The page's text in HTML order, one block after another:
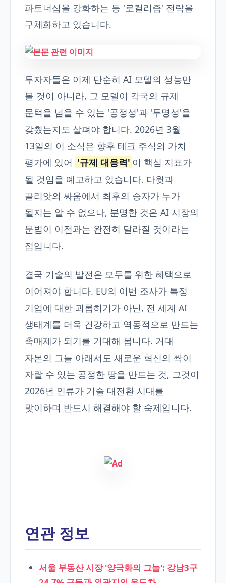
파트너십을 강화하는 등 '로컬리즘' 전략을
구체화하고 있습니다.
투자자들은 이제 단순히 AI 모델의 성능만
볼 것이 아니라, 그 모델이 각국의 규제
문턱을 넘을 수 있는 '공정성'과 '투명성'을
갖췄는지도 살펴야 합니다. 2026년 3월
13일의 이 소식은 향후 테크 주식의 가치
평가에 있어 '규제 대응력' 이 핵심 지표가
될 것임을 예고하고 있습니다. 다윗과
골리앗의 싸움에서 최후의 승자가 누가
될지는 알 수 없으나, 분명한 것은 AI 시장의
문법이 이전과는 완전히 달라질 것이라는
점입니다.
결국 기술의 발전은 모두를 위한 혜택으로
이어져야 합니다. EU의 이번 조사가 특정
기업에 대한 괴롭히기가 아닌, 전 세계 AI
생태계를 더욱 건강하고 역동적으로 만드는
촉매제가 되기를 기대해 봅니다. 거대
자본의 그늘 아래서도 새로운 혁신의 싹이
자랄 수 있는 공정한 땅을 만드는 것, 그것이
2026년 인류가 기술 대전환 시대를
맞이하며 반드시 해결해야 할 숙제입니다.
연관 정보
서울 부동산 시장 '양극화의 그늘': 강남3구